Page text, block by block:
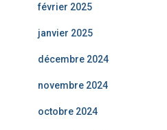
février 2025
janvier 2025
décembre 2024
novembre 2024
octobre 2024